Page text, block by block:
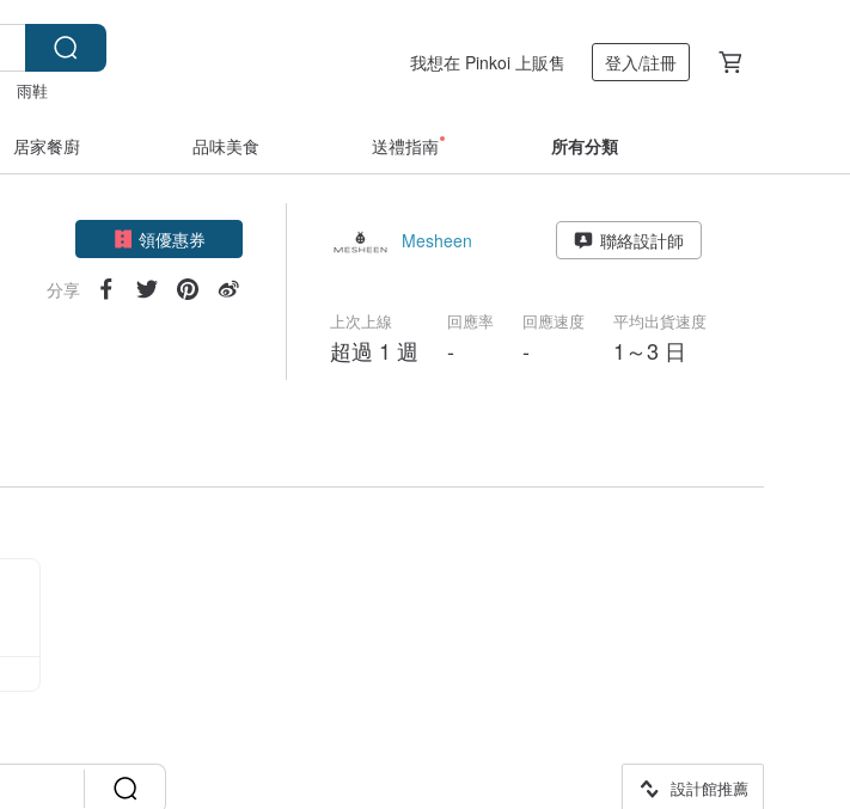
雨鞋
我想在 Pinkoi 上販售 登入/註冊
居家餐廚 品味美食 送禮指南 所有分類
領優惠券
加入關注
分享
Mesheen 聯絡設計師
上次上線
超過 1 週
回應率
-
回應速度
-
平均出貨速度
1～3 日
設計館推薦